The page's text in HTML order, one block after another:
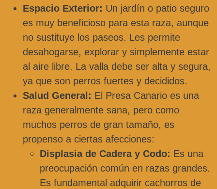
Espacio Exterior: Un jardín o patio seguro
es muy beneficioso para esta raza, aunque
no sustituye los paseos. Les permite
desahogarse, explorar y simplemente estar
al aire libre. La valla debe ser alta y segura,
ya que son perros fuertes y decididos.
Salud General: El Presa Canario es una
raza generalmente sana, pero como
muchos perros de gran tamaño, es
propenso a ciertas afecciones:
Displasia de Cadera y Codo: Es una
preocupación común en razas grandes.
Es fundamental adquirir cachorros de